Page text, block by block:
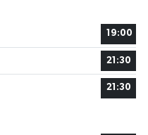
19:00
21:30
21:30